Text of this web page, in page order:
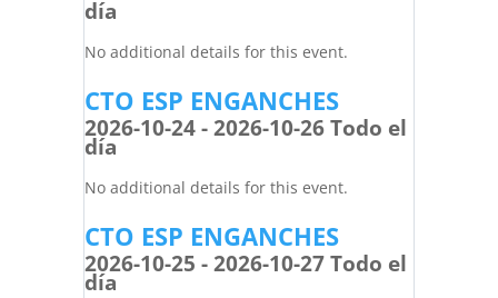
día
No additional details for this event.
CTO ESP ENGANCHES
2026-10-24 - 2026-10-26 Todo el
día
No additional details for this event.
CTO ESP ENGANCHES
2026-10-25 - 2026-10-27 Todo el
día